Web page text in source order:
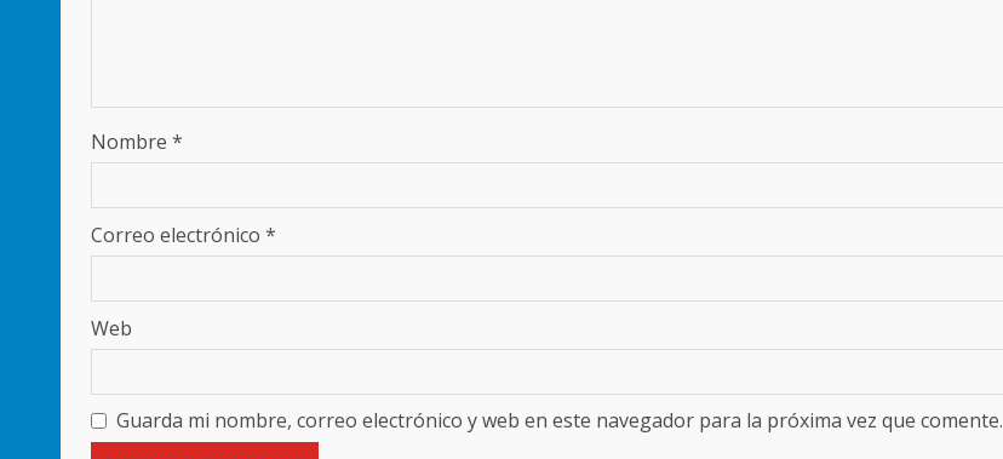
Nombre *
Correo electrónico *
Web
Guarda mi nombre, correo electrónico y web en este navegador para la próxima vez que comente.